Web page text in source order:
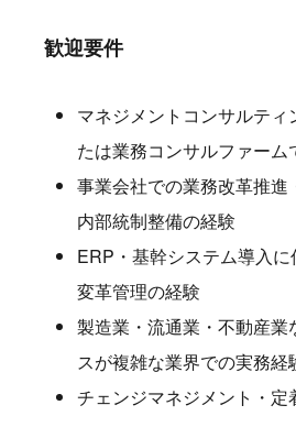
歓迎要件
マネジメントコンサルティ
たは業務コンサルファーム
事業会社での業務改革推進
内部統制整備の経験
ERP・基幹システム導入に
変革管理の経験
製造業・流通業・不動産業
スが複雑な業界での実務経
チェンジマネジメント・定